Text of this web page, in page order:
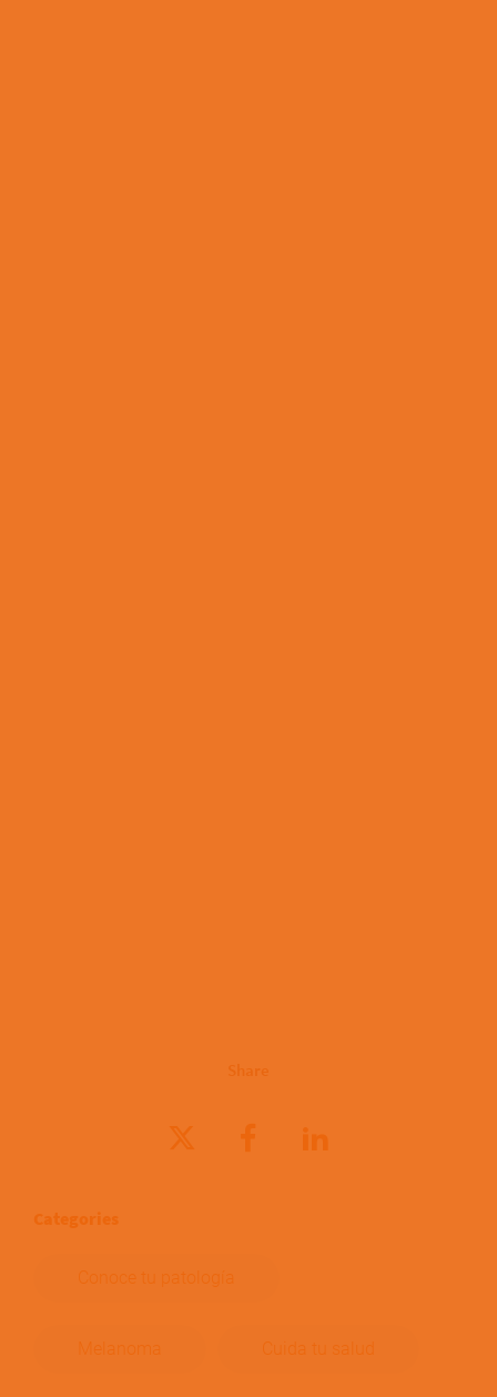
Categories
Conoce tu patología
Melanoma Cuida tu salud